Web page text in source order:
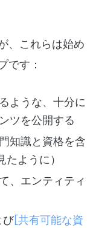
、これらは始め
です：
ような、十分に
ツを公開する
知識と資格を含
ように）
、エンティティ
び[共有可能な資